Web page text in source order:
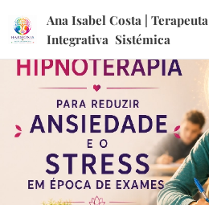
Ana Isabel Costa | Terapeuta
Integrativa Sistémica